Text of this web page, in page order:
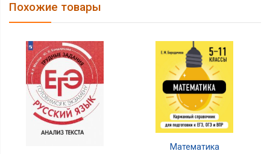
Похожие товары
Математика